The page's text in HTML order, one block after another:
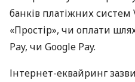
банків платіжних систем
«Простір», чи оплати
Pay, чи Google Pay.
Інтернет-еквайринг